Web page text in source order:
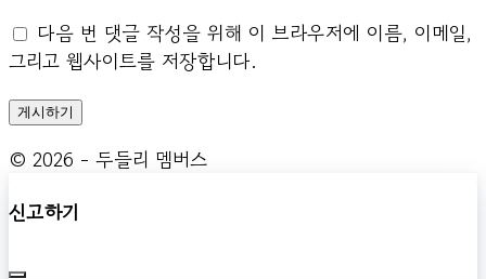
다음 번 댓글 작성을 위해 이 브라우저에 이름, 이메일,
그리고 웹사이트를 저장합니다.
© 2026 - 두들리 멤버스
신고하기